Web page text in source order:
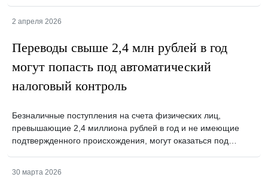
2 апреля 2026
Переводы свыше 2,4 млн рублей в год
могут попасть под автоматический
налоговый контроль
Безналичные поступления на счета физических лиц,
превышающие 2,4 миллиона рублей в год и не имеющие
подтвержденного происхождения, могут оказаться под…
30 марта 2026